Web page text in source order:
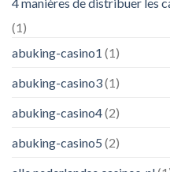
(1)
abuking-casino1 (1)
abuking-casino3(1)
abuking-casino4(2)
abuking-casino5 (2)